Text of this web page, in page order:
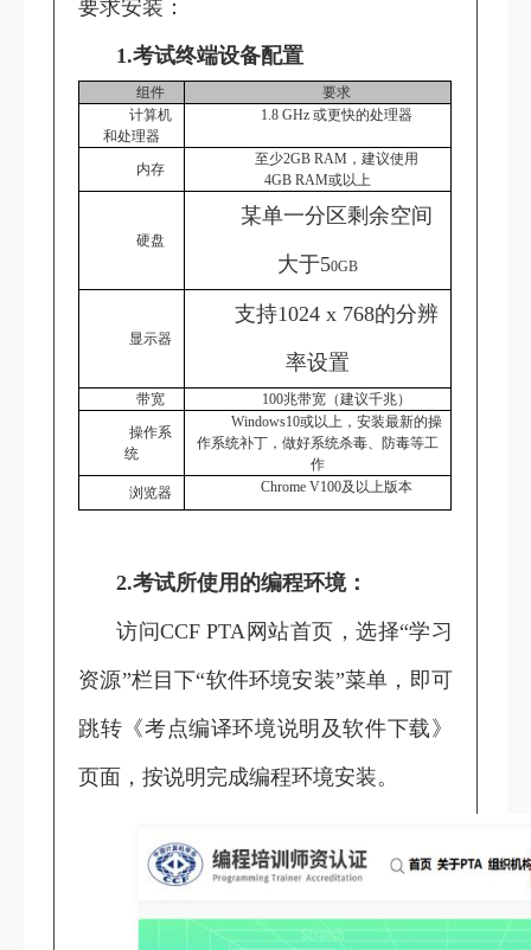
要求安装：
1.考试终端设备配置
组件
要求
计算机
和处理器
1.8 GHz 或更快的处理器
内存
至少2GB RAM，建议使用
4GB RAM或以上
硬盘
某单一分区剩余空间
大于50GB
显示器
支持1024 x 768的分辨
率设置
带宽 100兆带宽 （建议千兆）
操作系
统
Windows10或以上，安装最新的操
作系统补丁，做好系统杀毒、防毒等工
作
浏览器
Chrome V100及以上版本
2.考试所使用的编程环境：
访问CCF PTA 网站首页，选择“学习
资源”栏目下“软件环境安装”菜单，即可
跳转《考点编译环境说明及软件下载》
页面，按说明完成编程环境安装。